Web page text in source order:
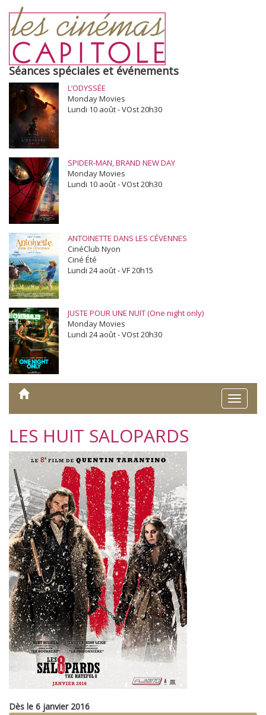
Séances spéciales et événements
L’ODYSSÉE
Monday Movies
Lundi 10 août - VOst 20h30
SPIDER-MAN, BRAND NEW DAY
Monday Movies
Lundi 10 août - VOst 20h30
ANTOINETTE DANS LES CÉVENNES
CinéClub Nyon
Ciné Été
Lundi 24 août - VF 20h15
JUSTE POUR UNE NUIT (One night only)
Monday Movies
Lundi 24 août - VOst 20h30
Toggle
LES HUIT SALOPARDS
Dès le 6 janvier 2016